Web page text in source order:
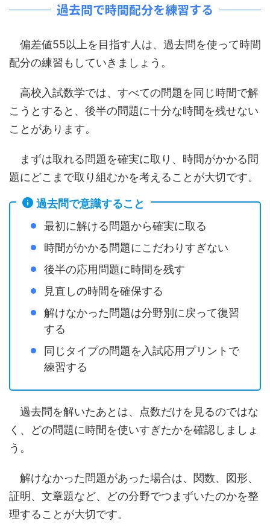
過去問で時間配分を練習する
偏差値55以上を目指す人は、過去問を使って時間
配分の練習もしていきましょう。
高校入試数学では、すべての問題を同じ時間で解
こうとすると、後半の問題に十分な時間を残せない
ことがあります。
まずは取れる問題を確実に取り、時間がかかる問
題にどこまで取り組むかを考えることが大切です。
過去問で意識すること
最初に解ける問題から確実に取る
時間がかかる問題にこだわりすぎない
後半の応用問題に時間を残す
見直しの時間を確保する
解けなかった問題は分野別に戻って復習
する
同じタイプの問題を入試応用プリントで
練習する
過去問を解いたあとは、点数だけを見るのではな
く、どの問題に時間を使いすぎたかを確認しましょ
う。
解けなかった問題があった場合は、関数、図形、
証明、文章題など、どの分野でつまずいたのかを整
理することが大切です。